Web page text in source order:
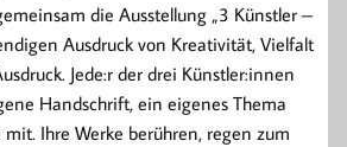
die Ausstellung „3 Künstler –
Ausdruck von Kreativität, Vielfalt
Jede:r der drei Künstler:innen
Handschrift, ein eigenes Thema
Ihre Werke berühren, regen zum